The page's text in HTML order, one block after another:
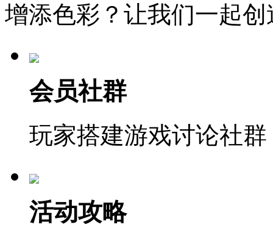
增添色彩？让我们一起创
会员社群
玩家搭建游戏讨论社
活动攻略